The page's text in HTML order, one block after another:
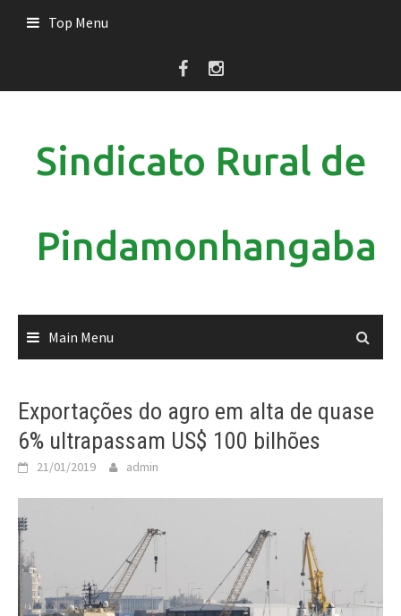
Top Menu
Sindicato Rural de
Pindamonhangaba
Main Menu
Exportações do agro em alta de quase
6% ultrapassam US$ 100 bilhões
21/01/2019 admin